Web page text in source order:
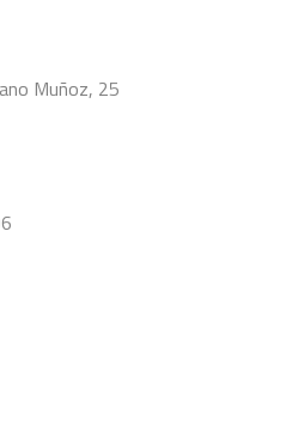
Muñoz, 25